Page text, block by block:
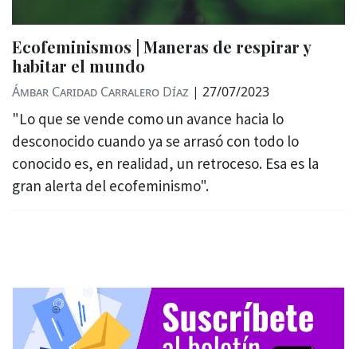
Ecofeminismos | Maneras de respirar y
habitar el mundo
Ámbar Caridad Carralero Díaz | 27/07/2023
"Lo que se vende como un avance hacia lo
desconocido cuando ya se arrasó con todo lo
conocido es, en realidad, un retroceso. Esa es la
gran alerta del ecofeminismo".